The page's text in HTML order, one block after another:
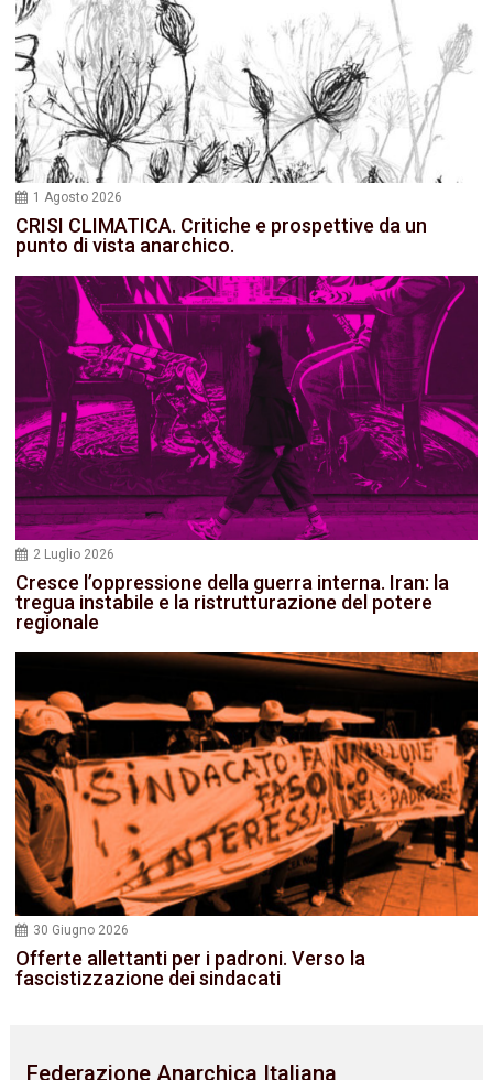
1 Agosto 2026
CRISI CLIMATICA. Critiche e prospettive da un
punto di vista anarchico.
2 Luglio 2026
Cresce l’oppressione della guerra interna. Iran: la
tregua instabile e la ristrutturazione del potere
regionale
30 Giugno 2026
Offerte allettanti per i padroni. Verso la
fascistizzazione dei sindacati
Federazione Anarchica Italiana